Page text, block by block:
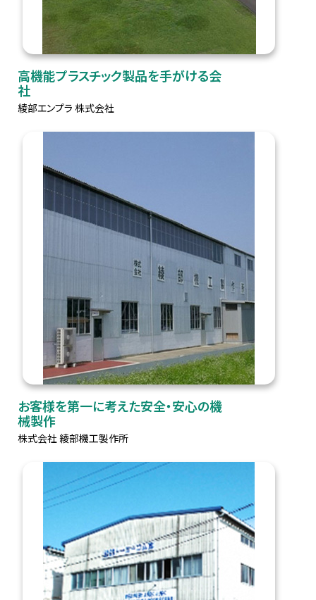
高機能プラスチック製品を手がける会
社
綾部エンプラ 株式会社
お客様を第一に考えた安全・安心の機
械製作
株式会社 綾部機工製作所